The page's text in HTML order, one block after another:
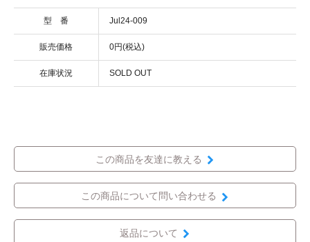
型 番 Jul24-009
販売価格 0円(税込)
在庫状況 SOLD OUT
この商品を友達に教える
この商品について問い合わせる
返品について